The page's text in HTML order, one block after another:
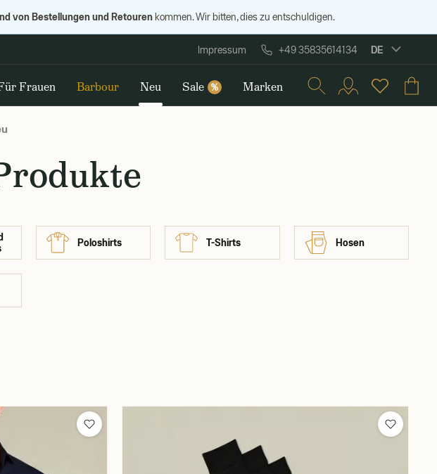
von Bestellungen und Retourenkommen. Wir bitten, dies zu entschuldigen.
Impressum +49 35835614134 DE
Frauen Barbour Neu Sale % Marken
Poloshirts T-Shirts Hosen